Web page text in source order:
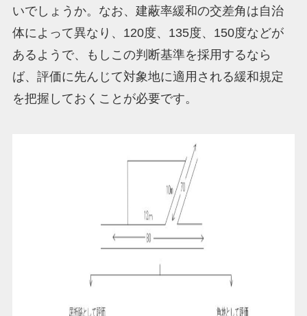
いでしょうか。なお、建蔽率緩和の交差角は自治
体によって異なり、120度、135度、150度などが
あるようで、もしこの判断基準を採用するなら
ば、評価に先んじて対象地に適用される緩和規定
を把握しておくことが必要です。